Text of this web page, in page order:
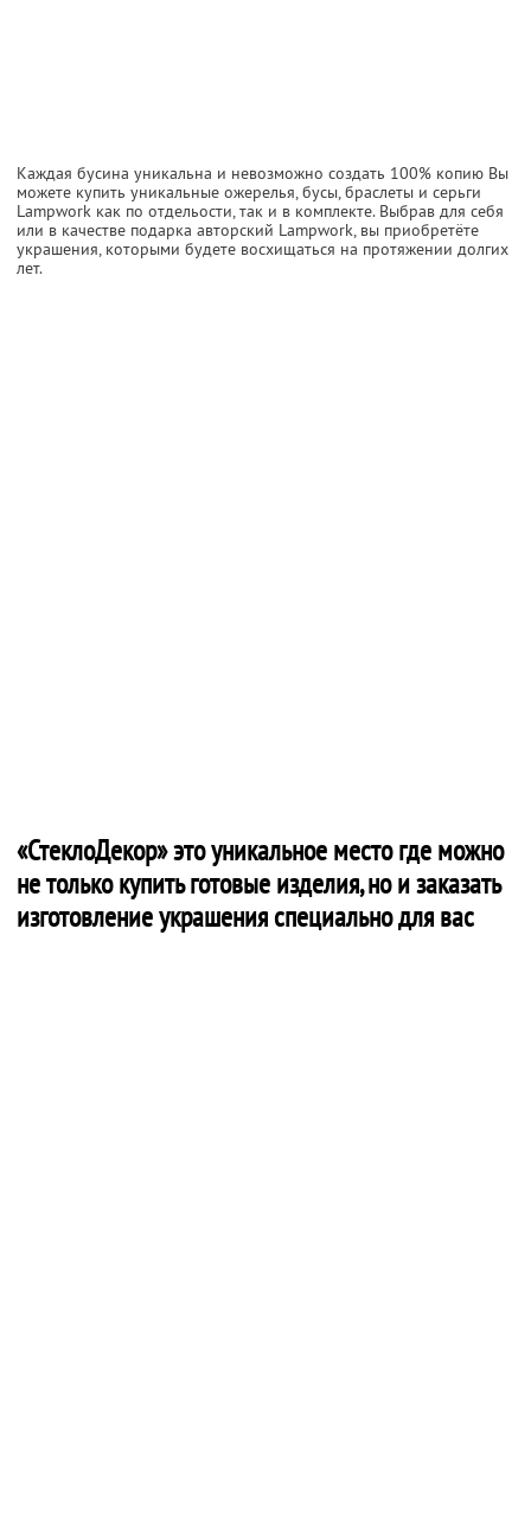
Каждая бусина уникальна и невозможно создать 100% копию Вы
можете купить уникальные ожерелья, бусы, браслеты и серьги
Lampwork как по отдельости, так и в комплекте. Выбрав для себя
или в качестве подарка авторский Lampwork, вы приобретёте
украшения, которыми будете восхищаться на протяжении долгих
лет.
«СтеклоДекор» это уникальное место где можно
не только купить готовые изделия, но и заказать
изготовление украшения специально для вас